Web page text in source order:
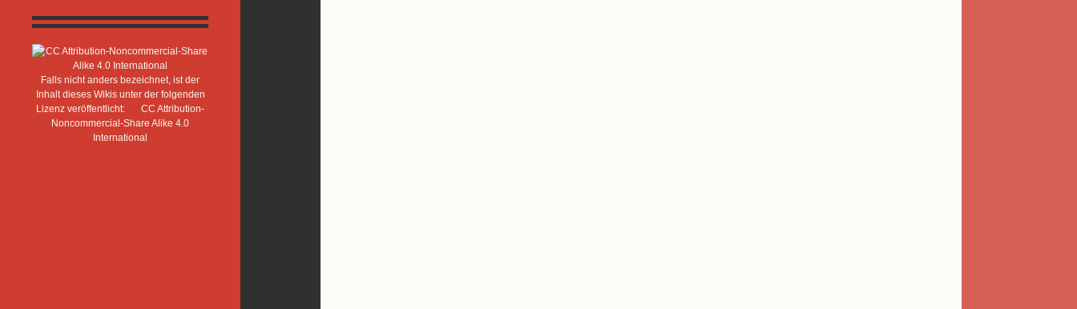
Falls nicht anders bezeichnet, ist der
Inhalt dieses Wikis unter der folgenden
Lizenz veröffentlicht:
CC Attribution-
Noncommercial-Share Alike 4.0
International